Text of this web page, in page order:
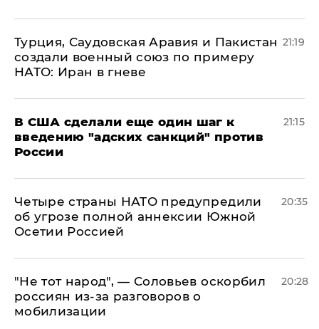
Турция, Саудовская Аравия и Пакистан
создали военный союз по примеру
НАТО: Иран в гневе
21:19
В США сделали еще один шаг к
введению "адских санкций" против
России
21:15
Четыре страны НАТО предупредили
об угрозе полной аннексии Южной
Осетии Россией
20:35
​"Не тот народ", — Соловьев оскорбил
россиян из-за разговоров о
мобилизации
20:28